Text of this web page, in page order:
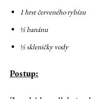
1 hrst červeného rybízu
½ banánu
½ skleničky vody
Postup: